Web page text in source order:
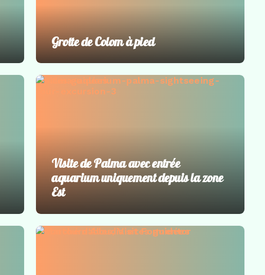
Grotte de Colom à pied
Visite de Palma avec entrée
aquarium uniquement depuis la zone
Est
Visites guidées
Incontournables,Visites guidées